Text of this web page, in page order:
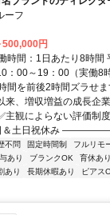
ーフ
円
時間：1日あたり8時間
：00～19：00（実働8
間を前後2時間ズラせ
来、増収増益の成長企
主観によらない評価制
日＆土日祝休み
不問 固定時間制 フルリモ
あり ブランクOK 育休あり
あり 長期休暇あり ピアス